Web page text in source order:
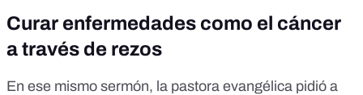
Curar enfermedades como el cáncer
a través de rezos
En ese mismo sermón, la pastora evangélica pidió a